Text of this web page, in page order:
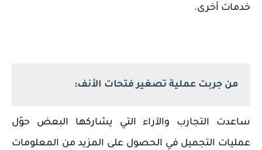
خدمات أخرى.
من جربت عملية تصغير فتحات الأنف:
ساعدت التجارب والآراء التي يشاركها البعض حوّل
عمليات التجميل في الحصول على المزيد من المعلومات